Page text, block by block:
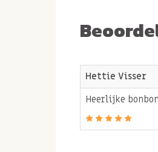
Hettie Visser
Heerlijke